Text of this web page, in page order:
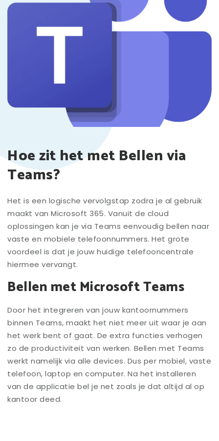
Hoe zit het met Bellen via
Teams?
Het is een logische vervolgstap zodra je al gebruik
maakt van Microsoft 365. Vanuit de cloud
oplossingen kan je via Teams eenvoudig bellen naar
vaste en mobiele telefoonnummers. Het grote
voordeel is dat je jouw huidige telefooncentrale
hiermee vervangt.
Bellen met Microsoft Teams
Door het integreren van jouw kantoornummers
binnen Teams, maakt het niet meer uit waar je aan
het werk bent of gaat. De extra functies verhogen
zo de productiviteit van werken. Bellen met Teams
werkt namelijk via alle devices. Dus per mobiel, vaste
telefoon, laptop en computer. Na het installeren
van de applicatie bel je net zoals je dat altijd al op
kantoor deed.